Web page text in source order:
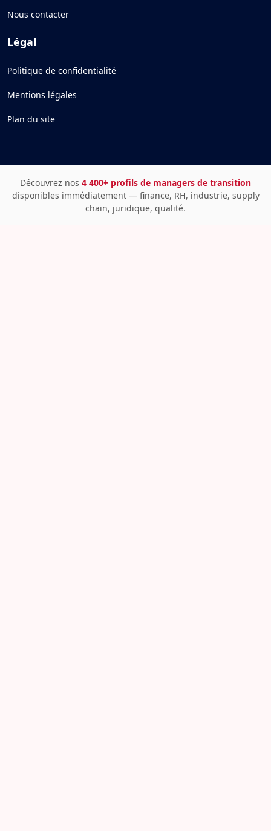
Nous contacter
Légal
Politique de confidentialité
Mentions légales
Plan du site
Découvrez nos 4 400+ profils de managers de transition
disponibles immédiatement — finance, RH, industrie, supply
chain, juridique, qualité.